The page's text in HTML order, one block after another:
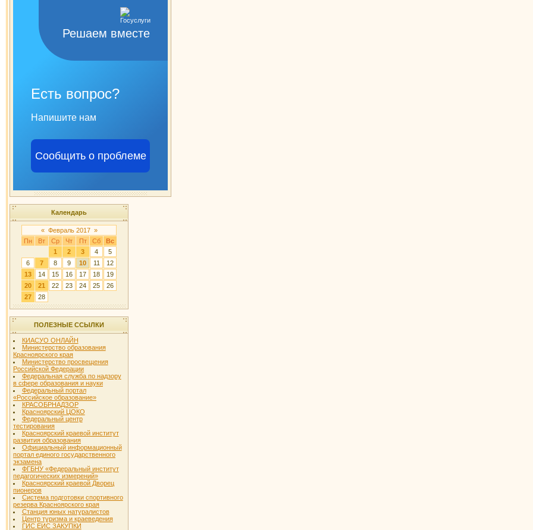
Решаем вместе
Есть вопрос?
Напишите нам
Сообщить о проблеме
Календарь
« Февраль 2017 »
Пн
Вт Ср Чт Пт Сб
Вс
1
2 3 4
5
6
7 8 9 10 11
12
13
14 15 16 17 18
19
20
21 22 23 24 25
26
27
28
ПОЛЕЗНЫЕ ССЫЛКИ
КИАСУО ОНЛАЙН
Министерство образования
Красноярского края
Министерство просвещения
Российской Федерации
Федеральная служба по надзору
в сфере образования и науки
Федеральный портал
«Российское образование»
КРАСОБРНАДЗОР
Красноярский ЦОКО
Федеральный центр
тестирования
Красноярский краевой институт
развития образования
Официальный информационный
портал единого государственного
экзамена
ФГБНУ «Федеральный институт
педагогических измерений»
Красноярский краевой Дворец
пионеров
Система подготовки спортивного
резерва Красноярского края
Станция юных натуралистов
Центр туризма и краеведения
ГИС ЕИС ЗАКУПКИ